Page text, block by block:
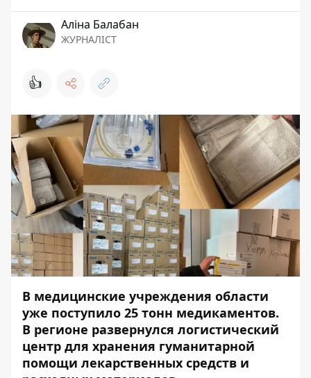
Аліна Балабан
ЖУРНАЛІСТ
👍
В медицинские учреждения области
уже поступило 25 тонн медикаментов.
В регионе развернулся логистический
центр для хранения гуманитарной
помощи лекарственных средств и